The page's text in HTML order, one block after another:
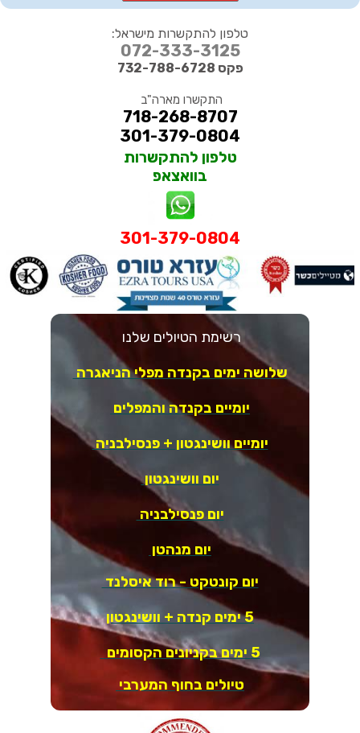
טלפון להתקשרות מישראל:
072-333-3125
פקס 732-788-6728
רשימת הטיולים שלנו
שלושה ימים בקנדה מפלי הניאגרה
יומיים בקנדה והמפלים
יומיים וושינגטון + פנסילבניה
יום וושינגטון
יום פנסילבניה
יום מנהטן
יום קונטקט - רוד איסלנד
5 ימים קנדה + וושינגטון
5 ימים בקניונים הקסומים
טיולים בחוף המערבי
טלפון להתקשרות
בוואצאפ
301-379-0804
התקשרו מארה"ב
718-268-8707
301-379-0804